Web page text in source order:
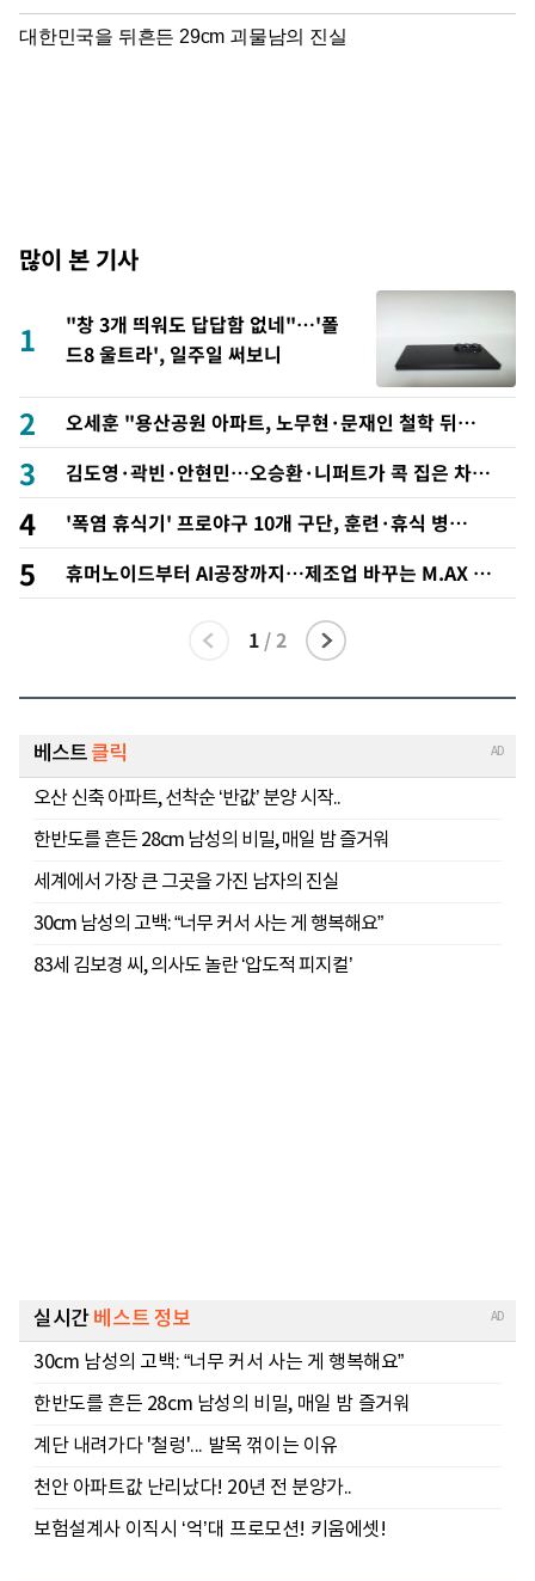
많이 본 기사
1
"창 3개 띄워도 답답함 없네"…'폴
드8 울트라', 일주일 써보니
2
오세훈 "용산공원 아파트, 노무현·문재인 철학 뒤집
는 것"
3
김도영·곽빈·안현민…오승환·니퍼트가 콕 집은 차기
메이저리거
4
'폭염 휴식기' 프로야구 10개 구단, 훈련·휴식 병
행…"야외 훈련 해도 안전 최우선"
5
휴머노이드부터 AI공장까지…제조업 바꾸는 M.AX 성
과
1 /2